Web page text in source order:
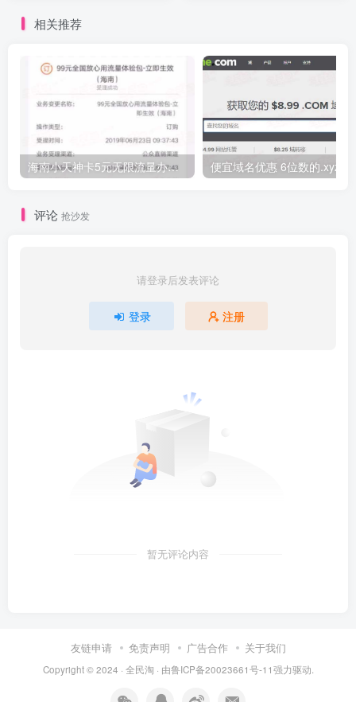
相关推荐
海南小天神卡5元无限流量办理的方法，5元流量不限量自行车来了
评论 抢沙发
请登录后发表评论
登录 注册
暂无评论内容
友链申请 免责声明 广告合作 关于我们
Copyright © 2024 · 全民淘 · 由鲁ICP备20023661号-11强力驱动.